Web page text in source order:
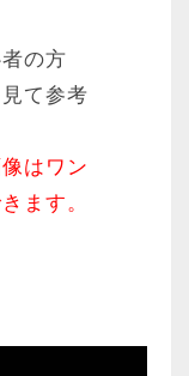
の方
て参考
はワン
ます。